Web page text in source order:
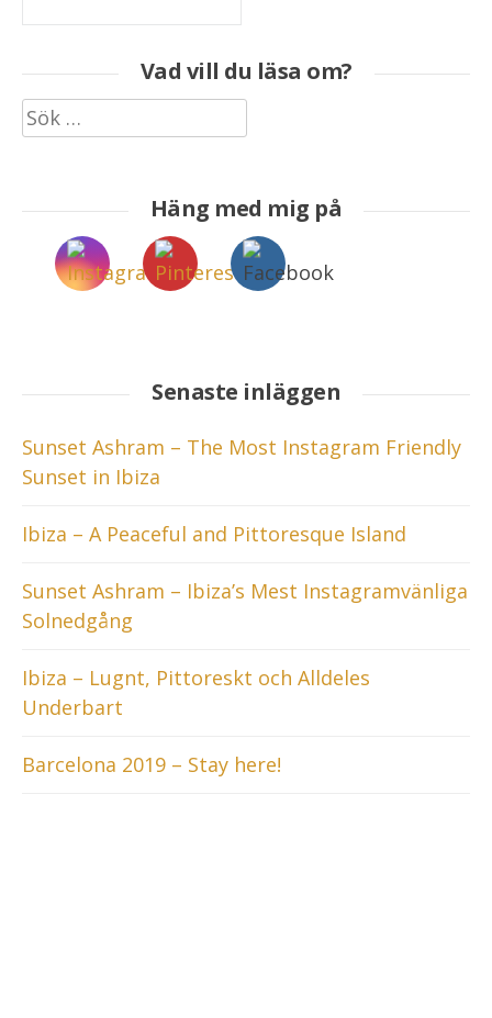
Vad vill du läsa om?
Sök
efter:
Häng med mig på
Senaste inläggen
Sunset Ashram – The Most Instagram Friendly
Sunset in Ibiza
Ibiza – A Peaceful and Pittoresque Island
Sunset Ashram – Ibiza’s Mest Instagramvänliga
Solnedgång
Ibiza – Lugnt, Pittoreskt och Alldeles
Underbart
Barcelona 2019 – Stay here!